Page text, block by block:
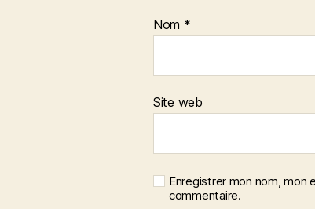
Nom *
Site web
Enregistrer mon nom, mon
commentaire.